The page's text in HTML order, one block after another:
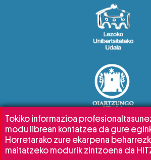
Tokiko informazioa
modu librean kontatzea da gure
Horretarako zure ekarpena
maitatzeko modurik zintzoena da